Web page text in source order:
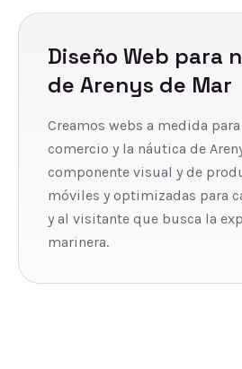
Diseño Web para
de Arenys de Mar
Creamos webs a medida
comercio y la náutica de
componente visual y de
móviles y optimizadas para
y al visitante que busca la
marinera.